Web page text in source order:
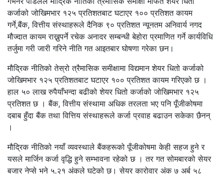
कर्जाको जोखिमभार १२५ प्रतिशतबाट घटाएर १०० प्रतिशत कायम
गर्ने,बैंक, वित्तीय संस्थाहरूले दैनिक ९० प्रतिशत न्यूनतम अनिवार्य नगद
मौज्दात कायम राख्नुपर्ने रचेक अनादर सम्बन्धी बेहोरा प्रमाणित गर्ने कार्यविधि
तर्जुमा गरी जारी गरिने नीति गत आइतबार घोषणा गरेका छन।
मौद्रिक नीतिको तेस्रो त्रैमासिक समीक्षामा विद्यमान शेयर धितो कर्जाको
जोखिमभार १२५ प्रतिशतबाट घटाएर १०० प्रतिशत कायम गरिएको छ ।
हाल ५० लाख रुपैयाँभन्दा बढीको शेयर धितो कर्जाको जोखिमभार १२५
प्रतिशत छ । बैंक, वित्तीय संस्थामा अधिक तरलता भए पनि पूँजीकोषमा
दबाब हुँदा बैंक तथा वित्तिय संस्थाहरूले कर्जा प्रवाह बढाउन सकेका छैनन्
।
मौद्रिक नीतिको नयाँ व्यवस्थाले बैंकहरूको पूँजीकोषमा केही सहज हुने र
यसले मार्जिन कर्जा वृद्धि हुने सम्भावना रहेको छ । तर गत सोमबारको सेयर
बजार नेप्से भने ५.२१ अंकले घटेको छ। सेयर कारोवार अंक ७ अर्ब ५८